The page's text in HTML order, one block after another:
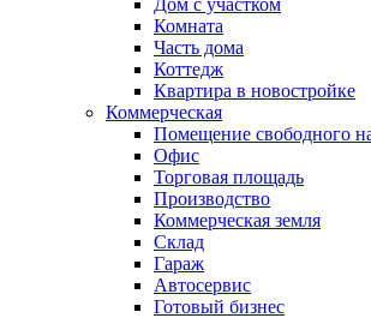
Дом с участком
Комната
Часть дома
Коттедж
Квартира в новостройке
Коммерческая
Помещение свободного
Офис
Торговая площадь
Производство
Коммерческая земля
Склад
Гараж
Автосервис
Готовый бизнес